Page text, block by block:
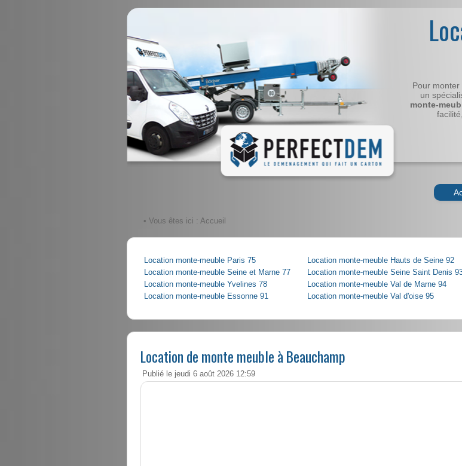
Pour
un
monte-
• Vous êtes ici : Accueil
Location monte-meuble Paris 75
Location monte-meuble Seine et Marne 77
Location monte-meuble Yvelines 78
Location monte-meuble Essonne 91
Location monte-meuble Hauts de Seine 92
Location monte-meuble Seine Saint Denis
Location monte-meuble Val de Marne 94
Location monte-meuble Val d'oise 95
Location de monte meuble à Beauchamp
Publié le jeudi 6 août 2026 12:59